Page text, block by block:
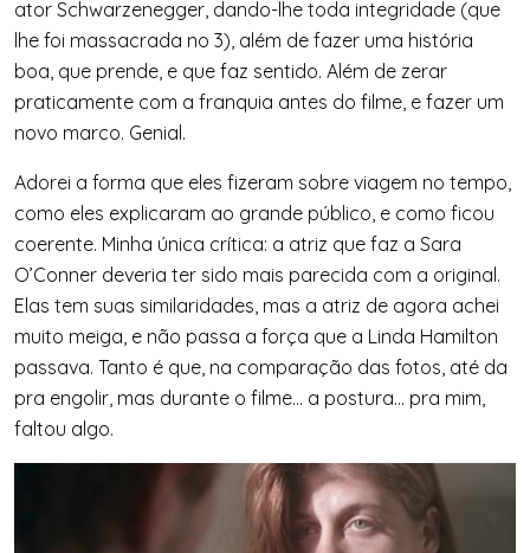
ator Schwarzenegger, dando-lhe toda integridade (que
lhe foi massacrada no 3), além de fazer uma história
boa, que prende, e que faz sentido. Além de zerar
praticamente com a franquia antes do filme, e fazer um
novo marco. Genial.
Adorei a forma que eles fizeram sobre viagem no tempo,
como eles explicaram ao grande público, e como ficou
coerente. Minha única crítica: a atriz que faz a Sara
O’Conner deveria ter sido mais parecida com a original.
Elas tem suas similaridades, mas a atriz de agora achei
muito meiga, e não passa a força que a Linda Hamilton
passava. Tanto é que, na comparação das fotos, até da
pra engolir, mas durante o filme… a postura… pra mim,
faltou algo.